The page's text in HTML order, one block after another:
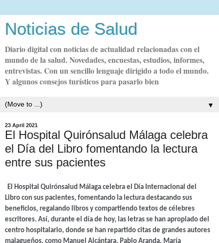
Noticias de Salud
Diario digital con noticias de actualidad relacionadas con el
mundo de la salud. Novedades, encuestas, estudios, informes,
entrevistas. Con un sencillo lenguaje dirigido a todo el mundo.
Y algunos consejos turísticos para pasarlo bien
▼
23 April 2021
El Hospital Quirónsalud Málaga celebra
el Día del Libro fomentando la lectura
entre sus pacientes
El Hospital Quirónsalud Málaga celebra el
Día Internacional del
Libro con sus pacientes, fomentando la lectura destacando sus
beneficios, regalando libros y compartiendo textos de célebres
escritores. Así, durante el día de hoy, las letras se han apropiado del
centro hospitalario, donde se han repartido citas de grandes autores
malagueños, como Manuel Alcántara, Pablo Aranda, María